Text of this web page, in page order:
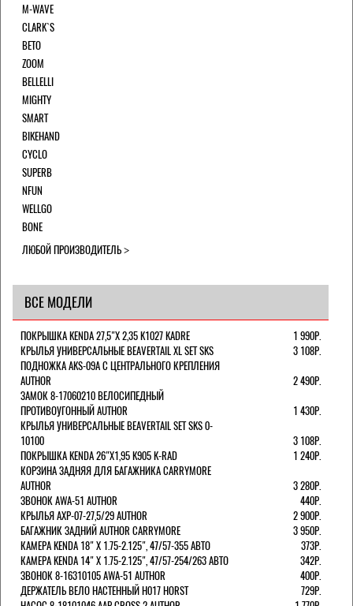
M-WAVE
CLARK`S
BETO
ZOOM
BELLELLI
MIGHTY
SMART
BIKEHAND
CYCLO
SUPERB
NFUN
WELLGO
BONE
ЛЮБОЙ ПРОИЗВОДИТЕЛЬ
ВСЕ МОДЕЛИ
ПОКРЫШКА KENDA 27,5"Х 2,35 K1027 KADRE
1 990Р.
КРЫЛЬЯ УНИВЕРСАЛЬНЫЕ BEAVERTAIL XL SET SKS
3 108Р.
ПОДНОЖКА AKS-09A C ЦЕНТРАЛЬНОГО КРЕПЛЕНИЯ
AUTHOR
2 490Р.
ЗАМОК 8-17060210 ВЕЛОСИПЕДНЫЙ
ПРОТИВОУГОННЫЙ AUTHOR
1 430Р.
КРЫЛЬЯ УНИВЕРСАЛЬНЫЕ BEAVERTAIL SET SKS 0-
10100
3 108Р.
ПОКРЫШКА KENDA 26"Х1,95 K905 K-RAD
1 240Р.
КОРЗИНА ЗАДНЯЯ ДЛЯ БАГАЖНИКА CARRYMORE
AUTHOR
3 280Р.
ЗВОНОК AWA-51 AUTHOR
440Р.
КРЫЛЬЯ AXP-07-27,5/29 AUTHOR
2 900Р.
БАГАЖНИК ЗАДНИЙ AUTHOR CARRYMORE
3 950Р.
КАМЕРА KENDA 18" Х 1.75-2.125", 47/57-355 АВТО
373Р.
КАМЕРА KENDA 14" Х 1.75-2.125", 47/57-254/263 АВТО
342Р.
ЗВОНОК 8-16310105 AWA-51 AUTHOR
400Р.
ДЕРЖАТЕЛЬ ВЕЛО НАСТЕННЫЙ H017 HORST
729Р.